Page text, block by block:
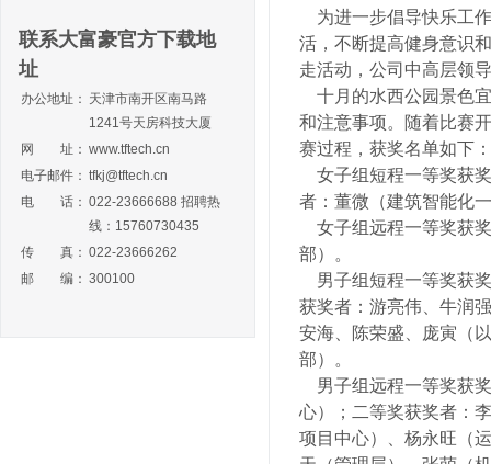
为进一步倡导快乐工
活，不断提高健身意识
走活动，公司中高层领
十月的水西公园景色
和注意事项。随着比赛
赛过程，获奖名单如下：
女子组短程一等奖获
者：董微（建筑智能化
女子组远程一等奖获
部）。
男子组短程一等奖获
获奖者：游亮伟、牛润
安海、陈荣盛、庞寅（
部）。
男子组远程一等奖获
心）；二等奖获奖者：
项目中心）、杨永旺（
联系大富豪官方下载地
址
办公地址： 天津市南开区南马路
1241号天房科技大厦
网 址： www.tftech.cn
电子邮件： tfkj@tftech.cn
电 话： 022-23666688 招聘热
线：15760730435
传 真： 022-23666262
邮 编： 300100